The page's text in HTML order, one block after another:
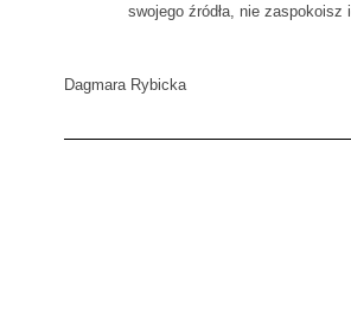
swojego źródła, nie zaspokoisz
Dagmara Rybicka